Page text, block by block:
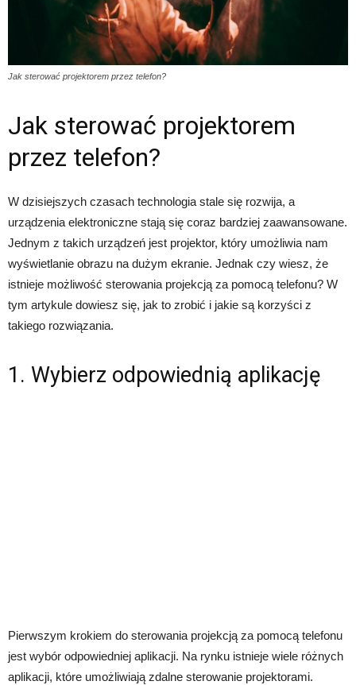
Jak sterować projektorem przez telefon?
Jak sterować projektorem
przez telefon?
W dzisiejszych czasach technologia stale się rozwija, a
urządzenia elektroniczne stają się coraz bardziej zaawansowane.
Jednym z takich urządzeń jest projektor, który umożliwia nam
wyświetlanie obrazu na dużym ekranie. Jednak czy wiesz, że
istnieje możliwość sterowania projekcją za pomocą telefonu? W
tym artykule dowiesz się, jak to zrobić i jakie są korzyści z
takiego rozwiązania.
1. Wybierz odpowiednią aplikację
Pierwszym krokiem do sterowania projekcją za pomocą telefonu
jest wybór odpowiedniej aplikacji. Na rynku istnieje wiele różnych
aplikacji, które umożliwiają zdalne sterowanie projektorami.